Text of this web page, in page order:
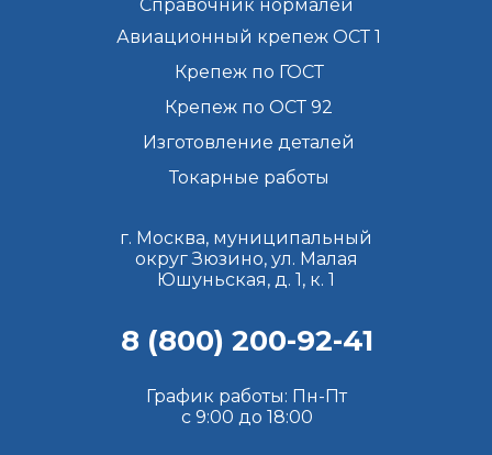
График работы: Пн-Пт
с 9:00 до 18:00
г. Москва, муниципальный
округ Зюзино, ул. Малая
Юшуньская, д. 1, к. 1
Справочник нормалей
Авиационный крепеж ОСТ 1
Крепеж по ГОСТ
Крепеж по ОСТ 92
Изготовление деталей
Токарные работы
8 (800) 200-92-41